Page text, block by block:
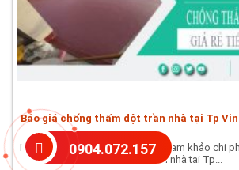
Báo giá chống thấm dột trần nhà tại Tp
Nội Dung Bài ViếtBảng báo giá tham khảo chi
dột trần nhà tại Tp...
0904.072.157